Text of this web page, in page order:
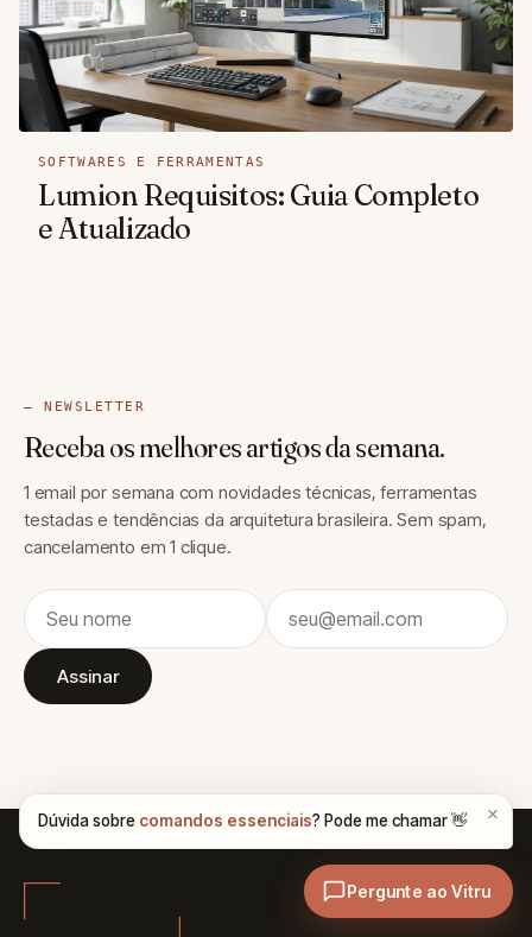
SOFTWARES E FERRAMENTAS
Lumion Requisitos: Guia Completo
e Atualizado
— NEWSLETTER
Receba os melhores artigos da semana.
1 email por semana com novidades técnicas, ferramentas
testadas e tendências da arquitetura brasileira. Sem spam,
cancelamento em 1 clique.
Assinar